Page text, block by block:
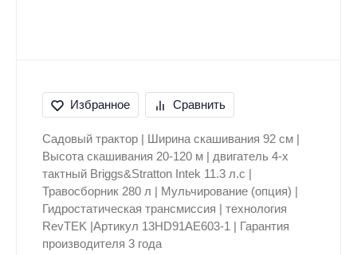
Избранное Сравнить
Садовый трактор | Ширина скашивания 92 см |
Высота скашивания 20-120 м | двигатель 4-х
тактный Briggs&Stratton Intek 11.3 л.с |
Травосборник 280 л | Мульчирование (опция) |
Гидростатическая трансмиссия | технология
RevTEK |Артикул 13HD91AE603-1 | Гарантия
производителя 3 года